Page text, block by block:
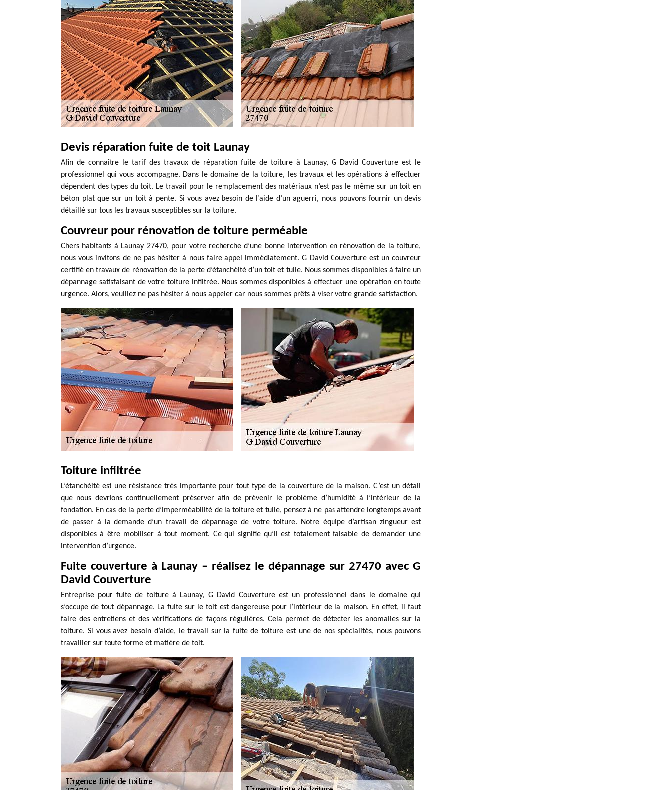
Devis réparation fuite de toit Launay
Afin de connaître le tarif des travaux de réparation fuite de toiture à Launay, G David Couverture est le
professionnel qui vous accompagne. Dans le domaine de la toiture, les travaux et les opérations à effectuer
dépendent des types du toit. Le travail pour le remplacement des matériaux n’est pas le même sur un toit en
béton plat que sur un toit à pente. Si vous avez besoin de l’aide d’un aguerri, nous pouvons fournir un devis
détaillé sur tous les travaux susceptibles sur la toiture.
Couvreur pour rénovation de toiture perméable
Chers habitants à Launay 27470, pour votre recherche d’une bonne intervention en rénovation de la toiture,
nous vous invitons de ne pas hésiter à nous faire appel immédiatement. G David Couverture est un couvreur
certifié en travaux de rénovation de la perte d’étanchéité d’un toit et tuile. Nous sommes disponibles à faire un
dépannage satisfaisant de votre toiture infiltrée. Nous sommes disponibles à effectuer une opération en toute
urgence. Alors, veuillez ne pas hésiter à nous appeler car nous sommes prêts à viser votre grande satisfaction.
Toiture infiltrée
L’étanchéité est une résistance très importante pour tout type de la couverture de la maison. C’est un détail
que nous devrions continuellement préserver afin de prévenir le problème d’humidité à l’intérieur de la
fondation. En cas de la perte d’imperméabilité de la toiture et tuile, pensez à ne pas attendre longtemps avant
de passer à la demande d’un travail de dépannage de votre toiture. Notre équipe d’artisan zingueur est
disponibles à être mobiliser à tout moment. Ce qui signifie qu’il est totalement faisable de demander une
intervention d’urgence.
Fuite couverture à Launay – réalisez le dépannage sur 27470 avec G
David Couverture
Entreprise pour fuite de toiture à Launay, G David Couverture est un professionnel dans le domaine qui
s’occupe de tout dépannage. La fuite sur le toit est dangereuse pour l’intérieur de la maison. En effet, il faut
faire des entretiens et des vérifications de façons régulières. Cela permet de détecter les anomalies sur la
toiture. Si vous avez besoin d’aide, le travail sur la fuite de toiture est une de nos spécialités, nous pouvons
travailler sur toute forme et matière de toit.